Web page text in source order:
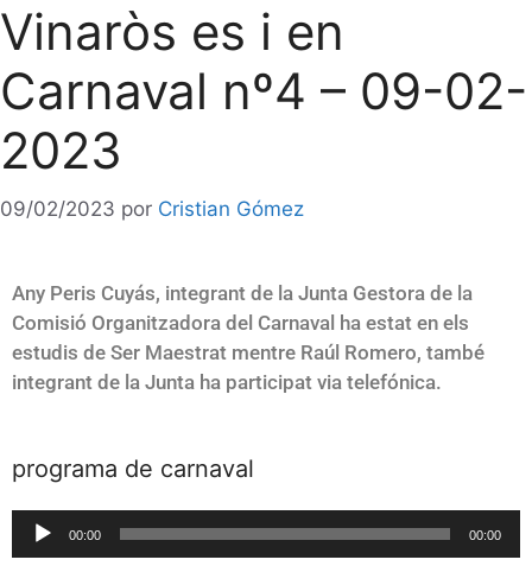
Vinaròs es i en
Carnaval nº4 – 09-02-
2023
09/02/2023 por Cristian Gómez
Any Peris Cuyás, integrant de la Junta Gestora de la
Comisió Organitzadora del Carnaval ha estat en els
estudis de Ser Maestrat mentre Raúl Romero, també
integrant de la Junta ha participat via telefónica.
programa de carnaval
Reproductor
de
00:00 00:00